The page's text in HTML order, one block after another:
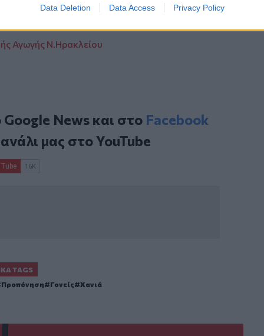
Data Deletion Data Access Privacy Policy
στη γαστρονομική εξερεύνηση
Αγωγής Ν.Ηρακλείου
Google Newsκαι στο Facebook
μας στοYouTube
TAGS
Προπόνηση Γονείς Χανιά